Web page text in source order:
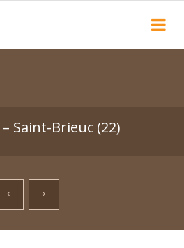
– Saint-Brieuc (22)